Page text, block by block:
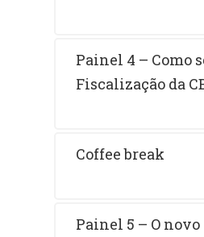
Painel 4 – Como
Fiscalização da
Coffee break
Painel 5 – O novo